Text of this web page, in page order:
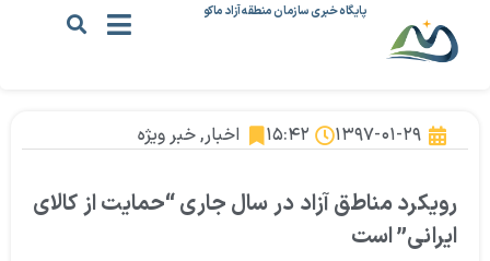
پایگاه خبری سازمان منطقه آزاد ماکو
۱۳۹۷-۰۱-۲۹ ۱۵:۴۲ اخبار,خبر ویژه
رویکرد مناطق آزاد در سال جاری “حمایت از کالای
ایرانی” است